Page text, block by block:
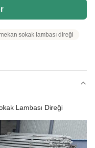
sokak lambası direği
Lambası Direği